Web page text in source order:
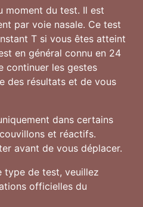
moment du test. Il est
par voie nasale. Ce test
T si vous êtes atteint
en général connu en 24
continuer les gestes
des résultats et de vous
dans certains
et réactifs.
avant de vous déplacer.
type de test, veuillez
officielles du